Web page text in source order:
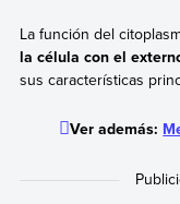
La función del
la célula con el
sus características
Ver además: